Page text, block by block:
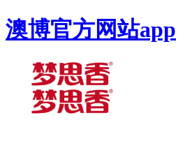
澳博官方网站app